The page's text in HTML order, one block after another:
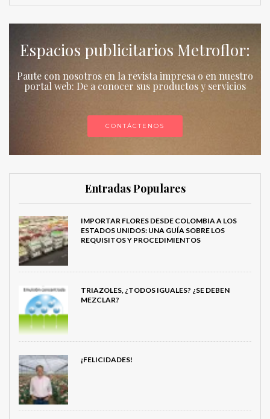
Espacios publicitarios Metroflor:
Paute con nosotros en la revista impresa o en nuestro
portal web: De a conocer sus productos y servicios
CONTÁCTENOS
Entradas Populares
IMPORTAR FLORES DESDE COLOMBIA A LOS
ESTADOS UNIDOS: UNA GUÍA SOBRE LOS
REQUISITOS Y PROCEDIMIENTOS
TRIAZOLES, ¿TODOS IGUALES? ¿SE DEBEN
MEZCLAR?
¡FELICIDADES!